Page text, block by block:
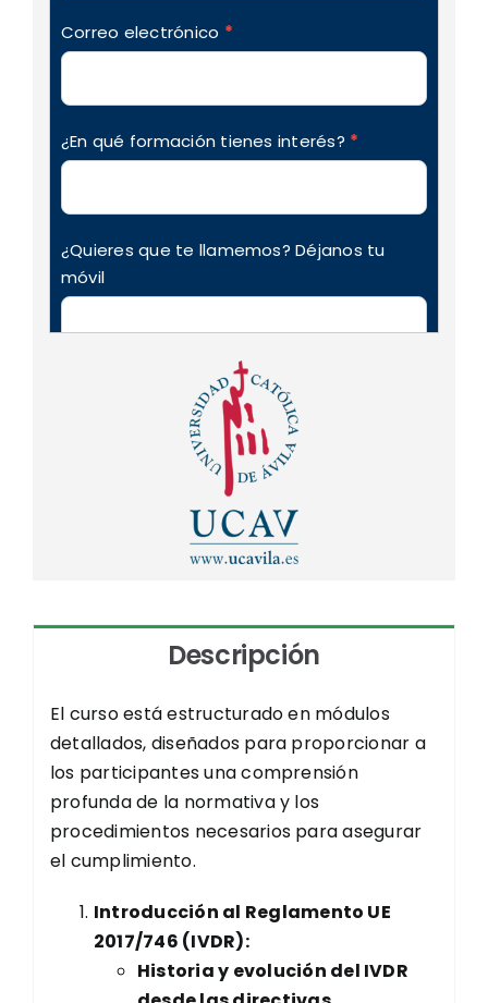
Correo electrónico *
¿En qué formación tienes interés? *
¿Quieres que te llamemos? Déjanos tu
móvil
Nos autorizas a mandar futuras
comunicaciones de interés de la academia
y sobre nuestros cursos y/o promociones
(puedes darte de baja cuando quieras)
Quiero recibir una copia del formulario
[términos]
de privacidad].*
Enviar
Descripción
El curso está estructurado en módulos
detallados, diseñados para proporcionar a
los participantes una comprensión
profunda de la normativa y los
procedimientos necesarios para asegurar
el cumplimiento.
Introducción al Reglamento UE
2017/746 (IVDR):
Historia y evolución del IVDR